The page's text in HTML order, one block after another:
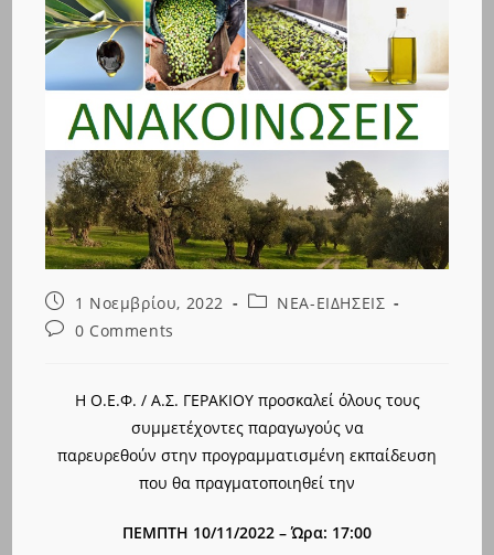
Post
published:
1 Νοεμβρίου, 2022
PostΝΕΑ-ΕΙΔΗΣΕΙΣ
Post0 Comments
Η Ο.Ε.Φ. / Α.Σ. ΓΕΡΑΚΙΟΥ προσκαλεί όλους τους
συμμετέχοντες παραγωγούς να
παρευρεθούν στην προγραμματισμένη εκπαίδευση
που θα πραγματοποιηθεί την
ΠΕΜΠΤΗ 10/11/2022 – Ώρα: 17:00